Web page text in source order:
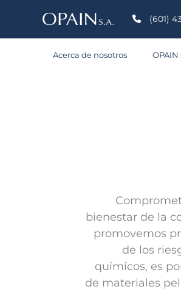
(601)
Acerca de nosotros
bienestar de la
promovemos
de los
químicos, es
de materiales